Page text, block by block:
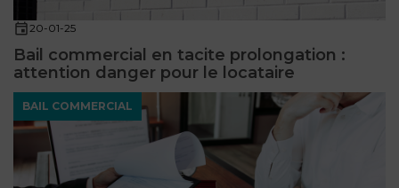
20-01-25
Bail commercial en tacite prolongation :
attention danger pour le locataire
BAIL COMMERCIAL